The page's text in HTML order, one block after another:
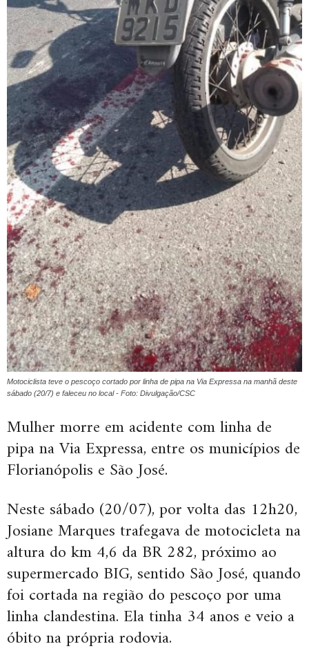
Motociclista teve o pescoço cortado por linha de pipa na Via Expressa na manhã deste
sábado (20/7) e faleceu no local - Foto: Divulgação/CSC
Mulher morre em acidente com linha de
pipa na Via Expressa, entre os municípios de
Florianópolis e São José.
Neste sábado (20/07), por volta das 12h20,
Josiane Marques trafegava de motocicleta na
altura do km 4,6 da BR 282, próximo ao
supermercado BIG, sentido São José, quando
foi cortada na região do pescoço por uma
linha clandestina. Ela tinha 34 anos e veio a
óbito na própria rodovia.